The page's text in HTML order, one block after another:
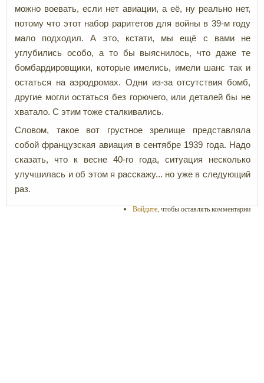
можно воевать, если нет авиации, а её, ну реально нет,
потому что этот набор раритетов для войны в 39-м году
мало подходил. А это, кстати, мы ещё с вами не
углубились особо, а то бы выяснилось, что даже те
бомбардировщики, которые имелись, имели шанс так и
остаться на аэродромах. Одни из-за отсутствия бомб,
другие могли остаться без горючего, или деталей бы не
хватало. С этим тоже сталкивались.
Словом, такое вот грустное зрелище представляла
собой французская авиация в сентябре 1939 года. Надо
сказать, что к весне 40-го года, ситуация несколько
улучшилась и об этом я расскажу... но уже в следующий
раз.
Войдите, чтобы оставлять комментарии